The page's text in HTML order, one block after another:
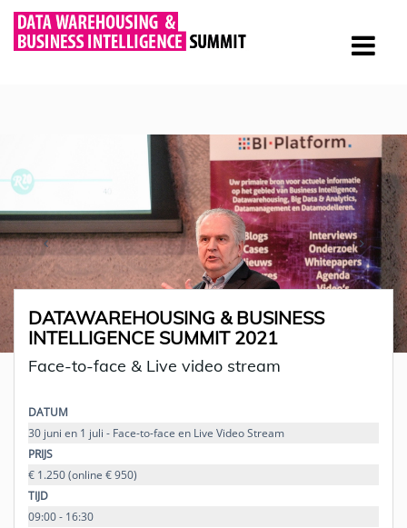
DATAWAREHOUSING & BUSINESS
INTELLIGENCE SUMMIT 2021
Face-to-face & Live video stream
DATUM
30 juni en 1 juli - Face-to-face en Live Video Stream
PRIJS
€ 1.250 (online € 950)
TIJD
09:00 - 16:30